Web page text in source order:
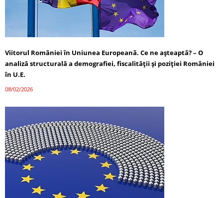
Viitorul României în Uniunea Europeană. Ce ne așteaptă? – O
analiză structurală a demografiei, fiscalității și poziției României
în U.E.
08/02/2026